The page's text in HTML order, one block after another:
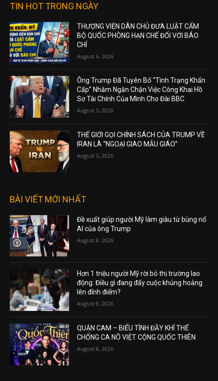
TIN HOT TRONG NGÀY
THƯỢNG VIỆN DÂN CHỦ ĐƯA LUẬT CẤM
BỘ QUỐC PHÒNG HẠN CHẾ ĐỐI VỚI BÁO
CHÍ
August 6, 2026
Ông Trump Đã Tuyên Bố “Tình Trạng Khẩn
Cấp” Nhằm Ngăn Chặn Việc Công Khai Hồ
Sơ Tài Chính Của Mình Cho Đài BBC
August 5, 2026
THẾ GIỚI GỌI CHÍNH SÁCH CỦA TRUMP VỀ
IRAN LÀ “NGOẠI GIAO MẪU GIÁO”
August 5, 2026
BÀI VIẾT MỚI NHẤT
Đề xuất giúp người Mỹ làm giàu từ bùng nổ
AI của ông Trump
August 8, 2026
Hơn 1 triệu người Mỹ rời bỏ thị trường lao
động: Điều gì đang đẩy cuộc khủng hoảng
lên đỉnh điểm?
August 8, 2026
QUẬN CAM – BIỂU TÌNH ĐẦY KHÍ THẾ
CHỐNG CA NÔ VIỆT CỘNG QUỐC THIÊN
August 8, 2026